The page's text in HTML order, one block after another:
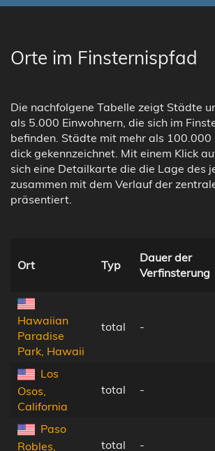
Orte im Finsternispfad
Die nachfolgene Tabelle zeigt Städte
als 5.000 Einwohnern, die sich im
befinden. Städte mit mehr als 100.000
dick gekennzeichnet. Mit einem Klick
sich eine Detailkarte die die Lage des
zusammen mit dem Verlauf der
präsentiert.
Ort Typ
Dauer der
Verfinsterung
Hawaiian
Paradise
Park, Hawaii
total -
Los
Osos,
California
total -
Paso
Robles,
total -